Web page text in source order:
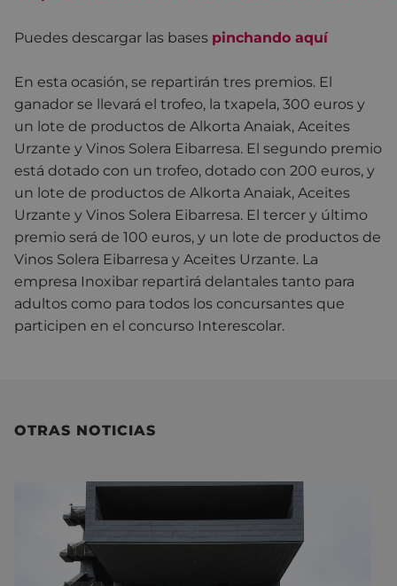
Puedes descargar las bases pinchando aquí
En esta ocasión, se repartirán tres premios. El
ganador se llevará el trofeo, la txapela, 300 euros y
un lote de productos de Alkorta Anaiak, Aceites
Urzante y Vinos Solera Eibarresa. El segundo premio
está dotado con un trofeo, dotado con 200 euros, y
un lote de productos de Alkorta Anaiak, Aceites
Urzante y Vinos Solera Eibarresa. El tercer y último
premio será de 100 euros, y un lote de productos de
Vinos Solera Eibarresa y Aceites Urzante. La
empresa Inoxibar repartirá delantales tanto para
adultos como para todos los concursantes que
participen en el concurso Interescolar.
OTRAS NOTICIAS